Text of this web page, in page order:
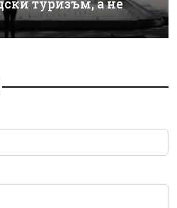
туризъм, а не